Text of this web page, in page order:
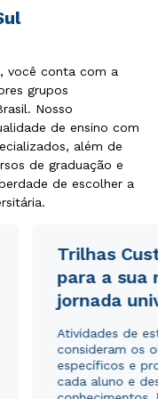
você conta com a
grupos
Nosso
de ensino com
além de
de graduação e
de escolher a
Trilhas
para a sua
jornada
Atividades de
consideram os
específicos e
cada aluno e
e
para o